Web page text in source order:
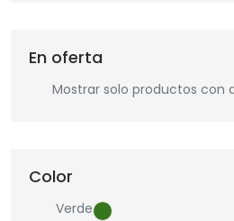
En oferta
Mostrar solo productos con
Color
Verde